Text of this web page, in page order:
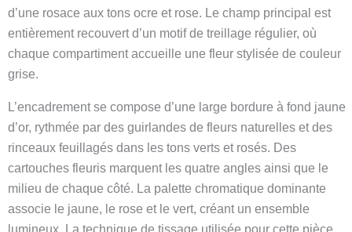
d’une rosace aux tons ocre et rose. Le champ principal est
entièrement recouvert d’un motif de treillage régulier, où
chaque compartiment accueille une fleur stylisée de couleur
grise.
L’encadrement se compose d’une large bordure à fond jaune
d’or, rythmée par des guirlandes de fleurs naturelles et des
rinceaux feuillagés dans les tons verts et rosés. Des
cartouches fleuris marquent les quatre angles ainsi que le
milieu de chaque côté. La palette chromatique dominante
associe le jaune, le rose et le vert, créant un ensemble
lumineux. La technique de tissage utilisée pour cette pièce